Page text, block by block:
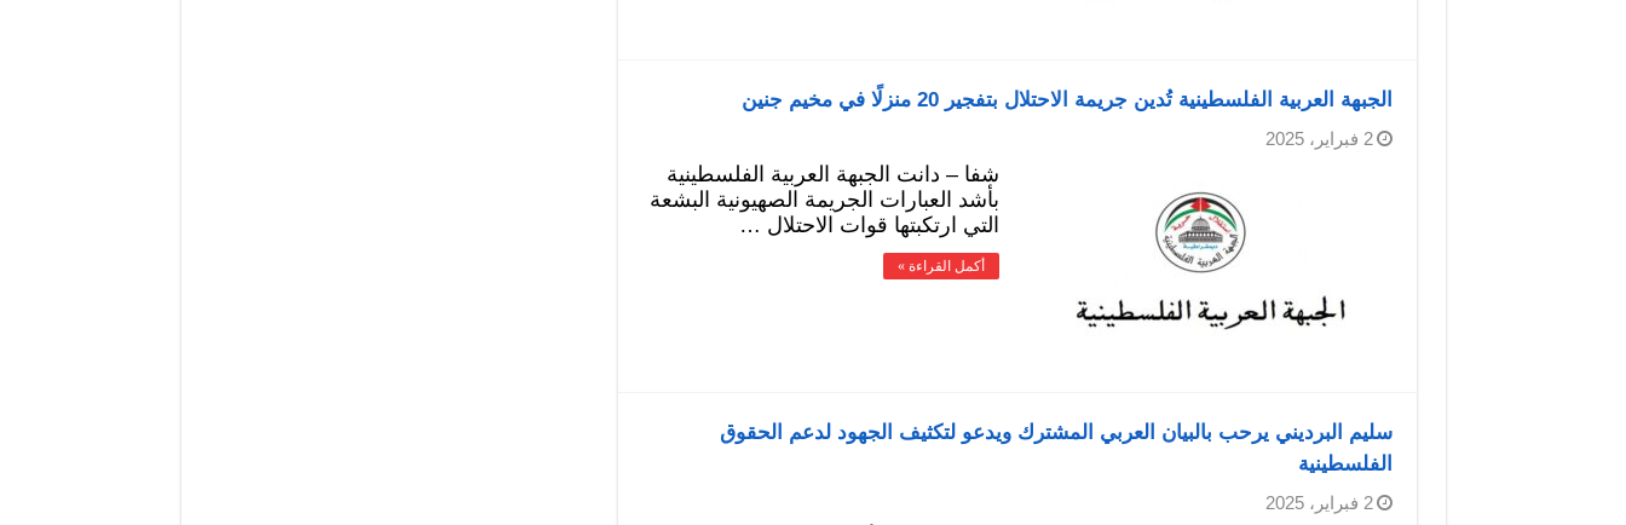
الجبهة العربية الفلسطينية تُدين جريمة الاحتلال بتفجير 20 منزلًا في مخيم جنين
2 فبراير، 2025
شفا – دانت الجبهة العربية الفلسطينية
بأشد العبارات الجريمة الصهيونية البشعة
التي ارتكبتها قوات الاحتلال …
أكمل القراءة »
سليم البرديني يرحب بالبيان العربي المشترك ويدعو لتكثيف الجهود لدعم الحقوق
الفلسطينية
2 فبراير، 2025